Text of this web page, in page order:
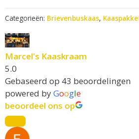
aantal
e
:Categorieën: Brievenbuskaas,
Marcel's Kaaskraam
5.0
Gebaseerd op 43 beoordelingen
powered byGoogle
beoordeel ons op